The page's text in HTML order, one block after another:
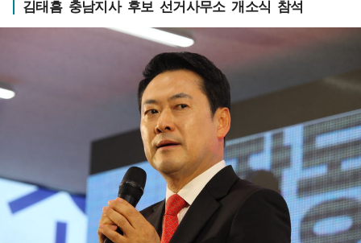
김태흠 충남지사 후보 선거사무소 개소식 참석